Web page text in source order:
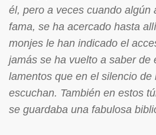
él, pero a veces cuando algún
fama, se ha acercado hasta
monjes le han indicado el
jamás se ha vuelto a saber de
lamentos que en el silencio de
escuchan. También en estos
se guardaba una fabulosa